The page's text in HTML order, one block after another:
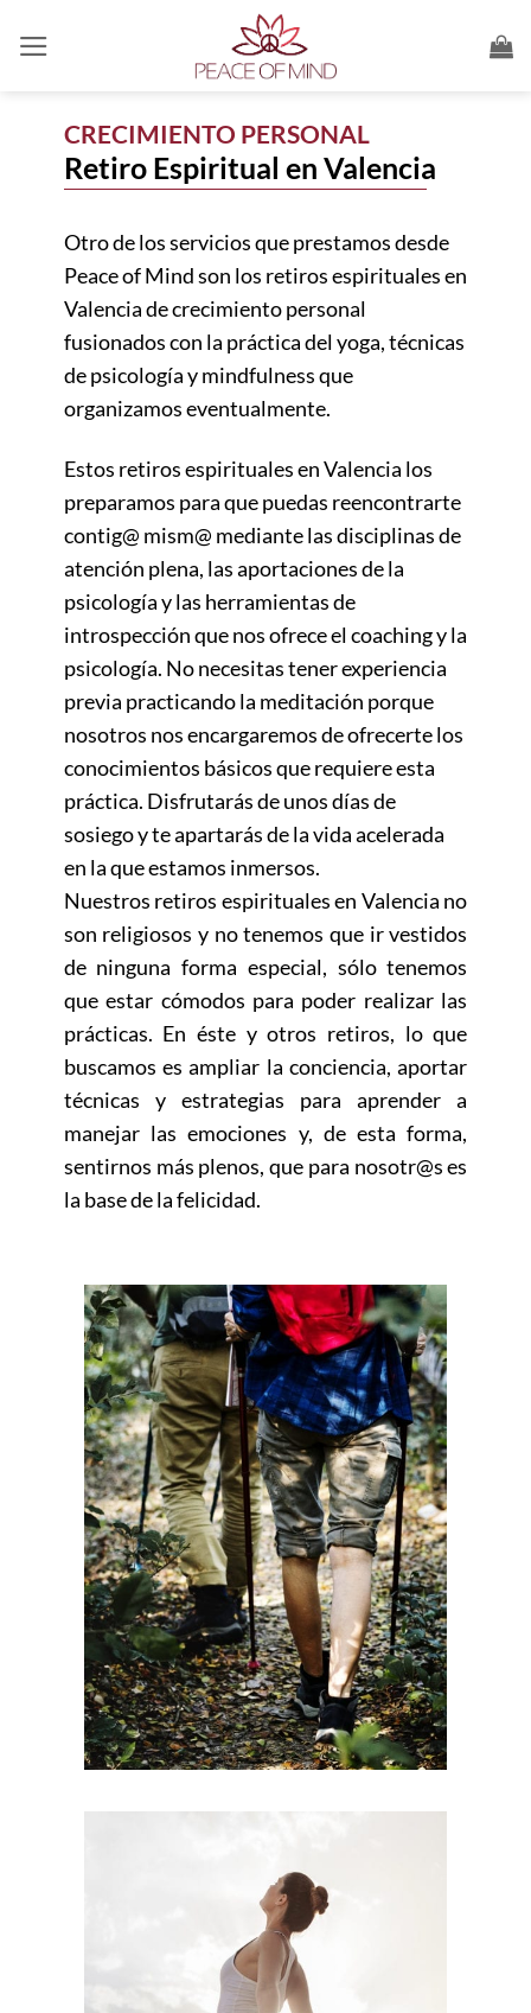
CRECIMIENTO PERSONAL
Retiro Espiritual en Valencia
Otro de los servicios que prestamos desde
Peace of Mind son los retiros espirituales en
Valencia de crecimiento personal
fusionados con la práctica del yoga, técnicas
de psicología y mindfulness que
organizamos eventualmente.
Estos retiros espirituales en Valencia los
preparamos para que puedas reencontrarte
contig@ mism@ mediante las disciplinas de
atención plena, las aportaciones de la
psicología y las herramientas de
introspección que nos ofrece el coaching y la
psicología. No necesitas tener experiencia
previa practicando la meditación porque
nosotros nos encargaremos de ofrecerte los
conocimientos básicos que requiere esta
práctica. Disfrutarás de unos días de
sosiego y te apartarás de la vida acelerada
en la que estamos inmersos.
Nuestros retiros espirituales en Valencia no
son religiosos y no tenemos que ir vestidos
de ninguna forma especial, sólo tenemos
que estar cómodos para poder realizar las
prácticas. En éste y otros retiros, lo que
buscamos es ampliar la conciencia, aportar
técnicas y estrategias para aprender a
manejar las emociones y, de esta forma,
sentirnos más plenos, que para nosotr@s es
la base de la felicidad.